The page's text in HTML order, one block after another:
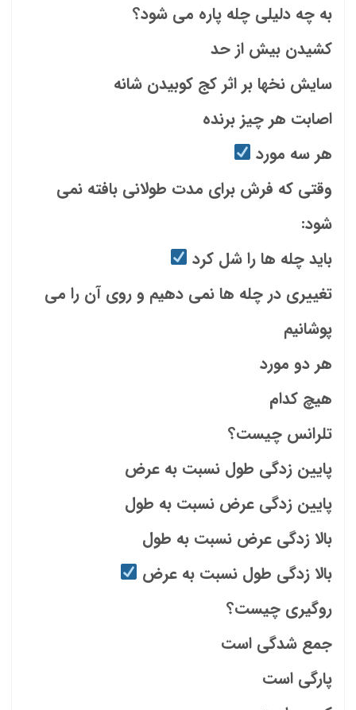
به چه دلیلی چله پاره می شود؟
کشیدن بیش از حد
سایش نخها بر اثر کج کوبیدن شانه
اصابت هر چیز برنده
هر سه مورد
وقتی که فرش برای مدت طولانی بافته نمی
شود:
باید چله ها را شل کرد
تغییری در چله ها نمی دهیم و روی آن را می
پوشانیم
هر دو مورد
هیچ کدام
تلرانس چیست؟
پایین زدگی طول نسبت به عرض
پایین زدگی عرض نسبت به طول
بالا زدگی عرض نسبت به طول
بالا زدگی طول نسبت به عرض
روگیری چیست؟
جمع شدگی است
پارگی است